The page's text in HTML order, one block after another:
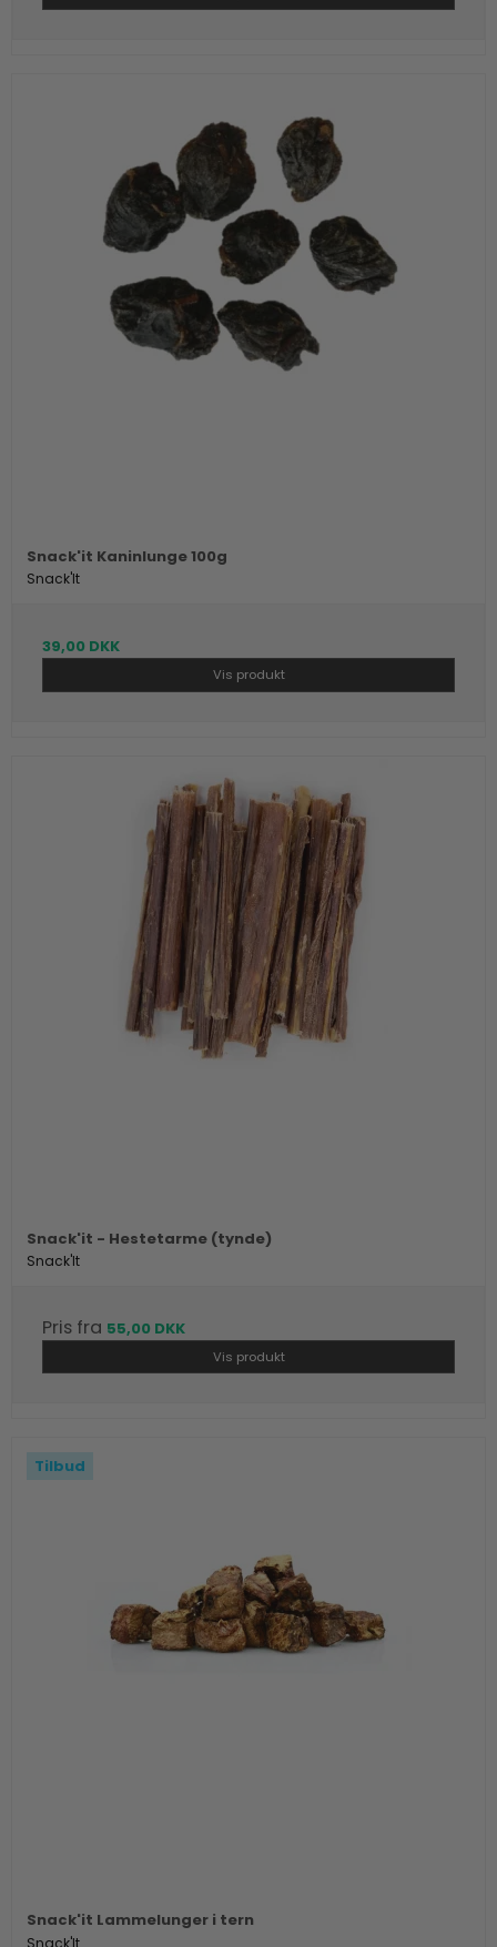
Snack'it Kaninlunge 100g
Snack'It
39,00 DKK
Vis produkt
Snack'it - Hestetarme (tynde)
Snack'It
Pris fra 55,00 DKK
Vis produkt
Tilbud
Snack'it Lammelunger i tern
Snack'It